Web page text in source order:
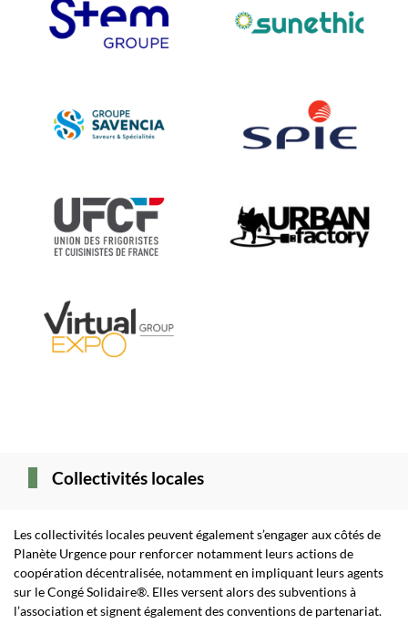
Collectivités locales
Les collectivités locales peuvent également s’engager aux côtés de
Planète Urgence pour renforcer notamment leurs actions de
coopération décentralisée, notamment en impliquant leurs agents
sur le Congé Solidaire®. Elles versent alors des subventions à
l’association et signent également des conventions de partenariat.